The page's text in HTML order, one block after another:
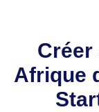
Créer
Afrique